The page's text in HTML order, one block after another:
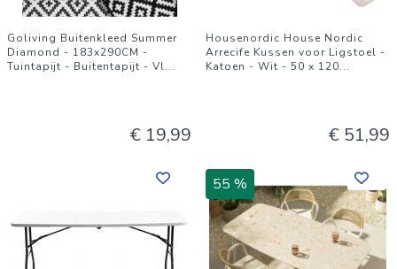
Goliving Buitenkleed Summer
Diamond - 183x290CM -
Tuintapijt - Buitentapijt - Vl...
€ 19,99
Housenordic House Nordic
Arrecife Kussen voor Ligstoel -
Katoen - Wit - 50 x 120...
€ 51,99
55 %